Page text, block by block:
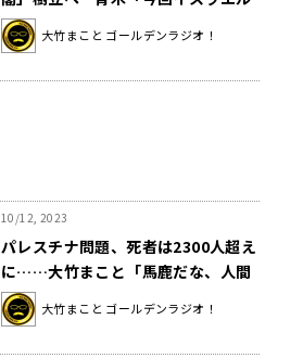
にしてみれば、近年では最悪の被害
を受けた」
大竹まこと ゴールデンラジオ！
10/12, 2023
パレスチナ問題、死者は2300人超え
に……大竹まこと「馬鹿だな、人間
は」
大竹まこと ゴールデンラジオ！